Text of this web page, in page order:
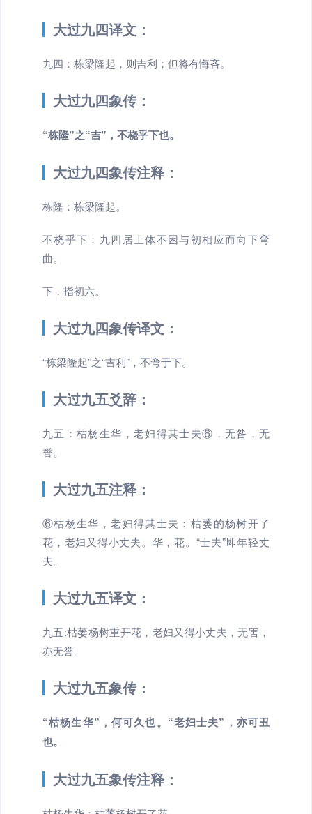
大过九四译文：
九四：栋梁隆起，则吉利；但将有悔吝。
大过九四象传：
“栋隆”之“吉”，不桡乎下也。
大过九四象传注释：
栋隆：栋梁隆起。
不桡乎下：九四居上体不困与初相应而向下弯
曲。
下，指初六。
大过九四象传译文：
“栋梁隆起”之“吉利”，不弯于下。
大过九五爻辞：
九五：枯杨生华，老妇得其士夫⑥，无咎，无
誉。
大过九五注释：
⑥枯杨生华，老妇得其士夫：枯萎的杨树开了
花，老妇又得小丈夫。华，花。“士夫”即年轻丈
夫。
大过九五译文：
九五:枯萎杨树重开花，老妇又得小丈夫，无害，
亦无誉。
大过九五象传：
“枯杨生华”，何可久也。“老妇士夫”，亦可丑
也。
大过九五象传注释：